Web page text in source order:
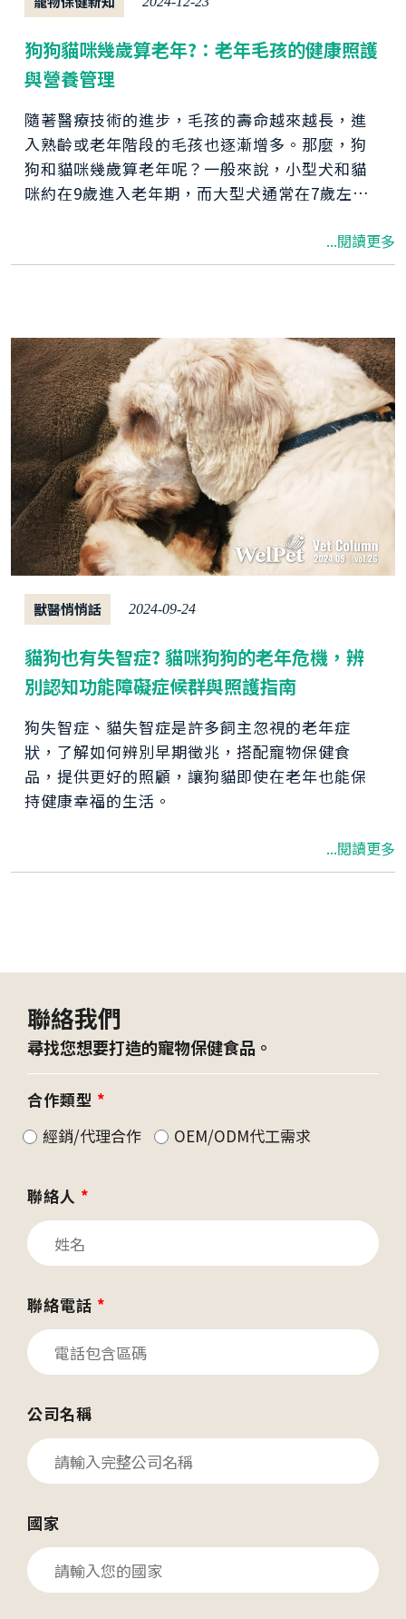
狗狗貓咪幾歲算老年?：老年毛孩的健康照護
與營養管理
隨著醫療技術的進步，毛孩的壽命越來越長，進
入熟齡或老年階段的毛孩也逐漸增多。那麼，狗
狗和貓咪幾歲算老年呢？一般來說，小型犬和貓
咪約在9歲進入老年期，而大型犬通常在7歲左右
別重視老年健康照護及貓狗的營養補充。接下
來，我們將探討如何為老年貓狗提供最佳的營養
...閱讀更多
獸醫悄悄話 2024-09-24
貓狗也有失智症? 貓咪狗狗的老年危機，辨
別認知功能障礙症候群與照護指南
狗失智症、貓失智症是許多飼主忽視的老年症
狀，了解如何辨別早期徵兆，搭配寵物保健食
品，提供更好的照顧，讓狗貓即使在老年也能保
持健康幸福的生活。
...閱讀更多
聯絡我們
尋找您想要打造的寵物保健食品。
合作類型 *
經銷/代理合作
OEM/ODM代工需求
聯絡人 *
聯絡電話 *
公司名稱
國家